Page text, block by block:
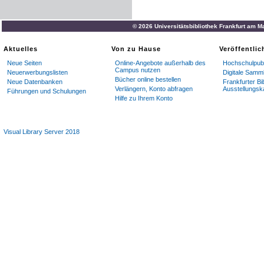
© 2026 Universitätsbibliothek Frankfurt am
Aktuelles
Neue Seiten
Neuerwerbungslisten
Neue Datenbanken
Führungen und Schulungen
Von zu Hause
Online-Angebote außerhalb des
Campus nutzen
Bücher online bestellen
Verlängern, Konto abfragen
Hilfe zu Ihrem Konto
Digitale
Frankfurter
Visual Library Server 2018